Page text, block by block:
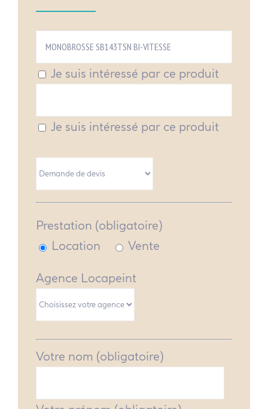
Je suis intéressé par ce produit
Je suis intéressé par ce produit
Prestation (obligatoire)
Location
Vente
Agence Locapeint
Votre nom (obligatoire)